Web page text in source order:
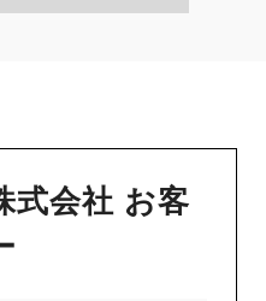
式会社 お客